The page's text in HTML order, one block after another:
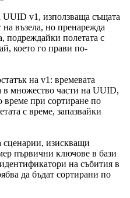
v1, използваща същата
възела, но пренарежда
подреждайки полетата с
което го прави по-
на v1: времевата
в множество части на UUID,
време при сортиране по
с време, запазвайки
изискващи
първични ключове в бази
на събития в
да бъдат сортирани по